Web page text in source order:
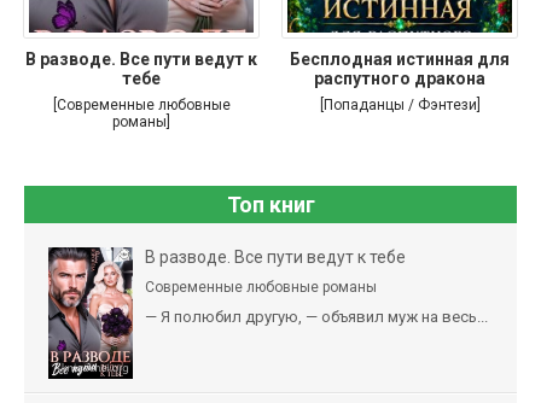
В разводе. Все пути ведут к
тебе
[Современные любовные
романы]
Бесплодная истинная для
распутного дракона
[Попаданцы / Фэнтези]
Топ книг
В разводе. Все пути ведут к тебе
Современные любовные романы
— Я полюбил другую, — объявил муж на весь...